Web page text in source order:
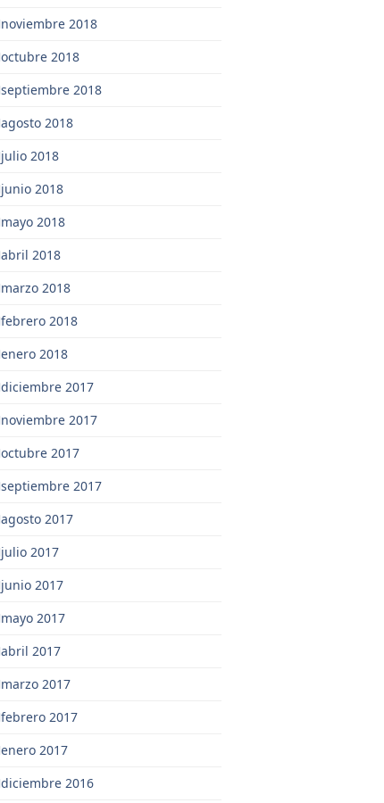
noviembre 2018
octubre 2018
septiembre 2018
agosto 2018
julio 2018
junio 2018
mayo 2018
abril 2018
marzo 2018
febrero 2018
enero 2018
diciembre 2017
noviembre 2017
octubre 2017
septiembre 2017
agosto 2017
julio 2017
junio 2017
mayo 2017
abril 2017
marzo 2017
febrero 2017
enero 2017
diciembre 2016